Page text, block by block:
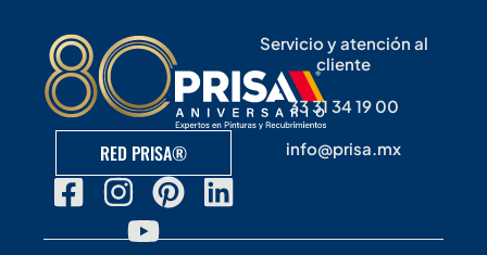
RED PRISA®
Servicio y atención al
cliente
33 31 34 19 00
info@prisa.mx